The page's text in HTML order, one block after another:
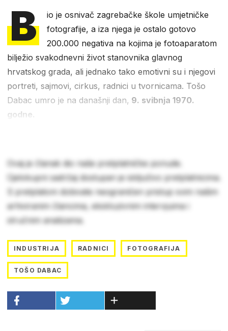
B
io je osnivač zagrebačke škole umjetničke
fotografije, a iza njega je ostalo gotovo
200.000 negativa na kojima je fotoaparatom
bilježio svakodnevni život stanovnika glavnog
hrvatskog grada, ali jednako tako emotivni su i njegovi
portreti, sajmovi, cirkus, radnici u tvornicama. Tošo
Dabac umro je na današnji dan, 9. svibnja 1970.
godne.
Ovaj je članak dio naše pretplatničke ponude.
Cjelokupni sadržaj dostupan je isključivo pretplatnicima.
S pretplatom dobivate neograničen pristup svim našim
arhiviranim člancima, ekskluzivnim intervjuima i
stručnim analizama.
INDUSTRIJA RADNICI FOTOGRAFIJA
TOŠO DABAC